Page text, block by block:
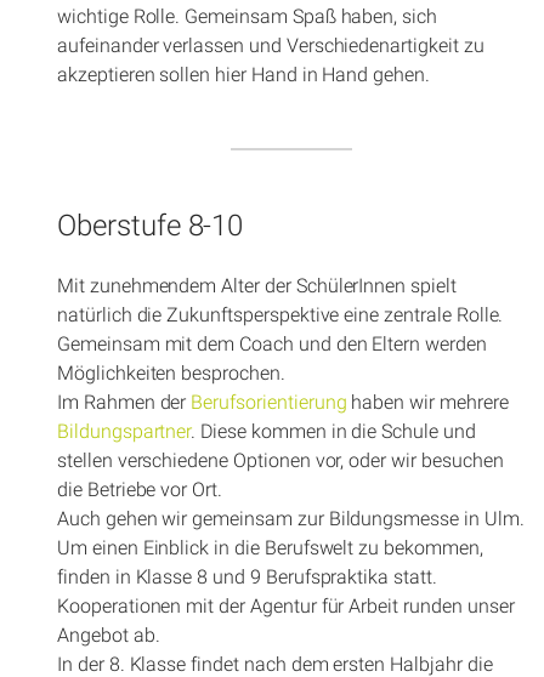
wichtige Rolle. Gemeinsam Spaß haben, sich
aufeinander verlassen und Verschiedenartigkeit zu
akzeptieren sollen hier Hand in Hand gehen.
Oberstufe 8-10
Mit zunehmendem Alter der SchülerInnen spielt
natürlich die Zukunftsperspektive eine zentrale Rolle.
Gemeinsam mit dem Coach und den Eltern werden
Möglichkeiten besprochen.
Im Rahmen der Berufsorientierung haben wir mehrere
Bildungspartner. Diese kommen in die Schule und
stellen verschiedene Optionen vor, oder wir besuchen
die Betriebe vor Ort.
Auch gehen wir gemeinsam zur Bildungsmesse in Ulm.
Um einen Einblick in die Berufswelt zu bekommen,
finden in Klasse 8 und 9 Berufspraktika statt.
Kooperationen mit der Agentur für Arbeit runden unser
Angebot ab.
In der 8. Klasse findet nach dem ersten Halbjahr die